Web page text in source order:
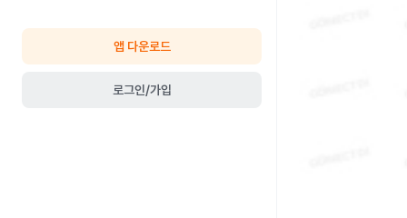
앱 다운로드
로그인/가입